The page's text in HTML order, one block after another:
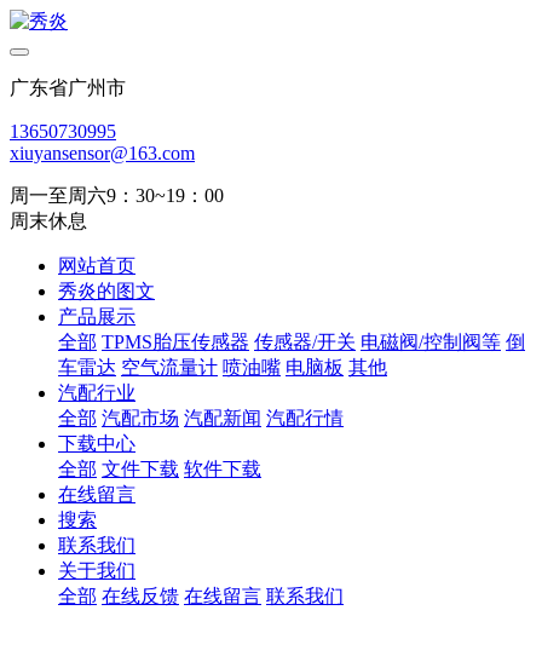
广东省广州市
13650730995
xiuyansensor@163.com
周一至周六9：30~19：00
周末休息
网站首页
秀炎的图文
产品展示
全部 TPMS胎压传感器 传感器/开关 电磁阀/控制阀等 倒
车雷达 空气流量计 喷油嘴 电脑板 其他
汽配行业
全部 汽配市场 汽配新闻 汽配行情
下载中心
全部 文件下载 软件下载
在线留言
搜索
联系我们
关于我们
全部 在线反馈 在线留言 联系我们